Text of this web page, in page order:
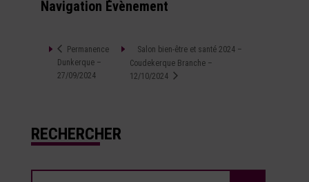
Navigation Évènement
Permanence
Dunkerque –
27/09/2024
Salon bien-être et santé 2024 –
Coudekerque Branche –
12/10/2024
RECHERCHER